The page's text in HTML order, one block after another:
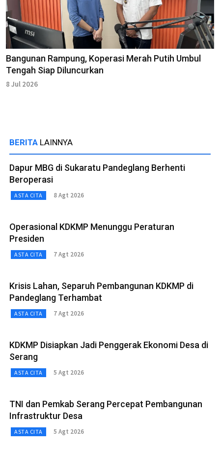
Bangunan Rampung, Koperasi Merah Putih Umbul
Tengah Siap Diluncurkan
8 Jul 2026
BERITA LAINNYA
Dapur MBG di Sukaratu Pandeglang Berhenti
Beroperasi
ASTA CITA 8 Agt 2026
Operasional KDKMP Menunggu Peraturan
Presiden
ASTA CITA 7 Agt 2026
Krisis Lahan, Separuh Pembangunan KDKMP di
Pandeglang Terhambat
ASTA CITA 7 Agt 2026
KDKMP Disiapkan Jadi Penggerak Ekonomi Desa di
Serang
ASTA CITA 5 Agt 2026
TNI dan Pemkab Serang Percepat Pembangunan
Infrastruktur Desa
ASTA CITA 5 Agt 2026